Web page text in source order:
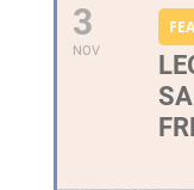
3
NOV